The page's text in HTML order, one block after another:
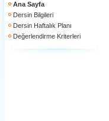
Ana Sayfa
Dersin Bilgileri
Dersin Haftalık Planı
Değerlendirme Kriterleri